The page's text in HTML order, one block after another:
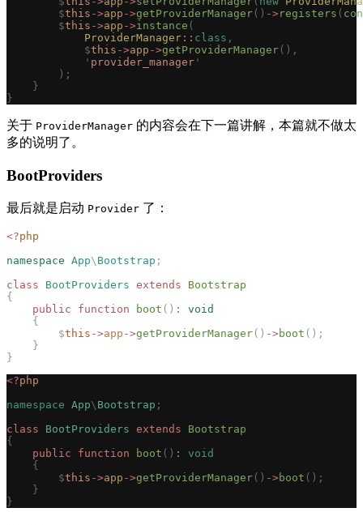
        $
this ->app ->getProviderManager () ->registers (
        $
this ->app ->instance (
            ProviderManager
:: class ,
            $
this ->app ->getProviderManager (),
            '
provider_manager '
        );
    }
}
关于 ProviderManager 的内容会在下一篇讲解，本篇就不做太
多的说明了。
BootProviders
最后就是启动 Provider 了：
<?php
namespace App\ Bootstrap ;
class BootProviders extends Bootstrap
{
    public
function boot () :
void
    {
        $
this ->app ->getProviderManager() ->boot ();
    }
}
<?php
namespace App\ Bootstrap ;
class BootProviders extends Bootstrap
{
    public
function boot () :
void
    {
        $
this ->app ->getProviderManager () ->boot ();
    }
}